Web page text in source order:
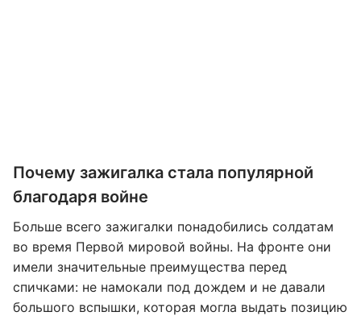
Почему зажигалка стала популярной
благодаря войне
Больше всего зажигалки понадобились солдатам
во время Первой мировой войны. На фронте они
имели значительные преимущества перед
спичками: не намокали под дождем и не давали
большого вспышки, которая могла выдать позицию